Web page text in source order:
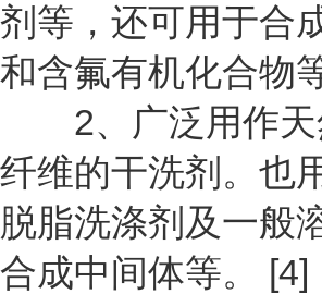
剂等，还可用于合
和含氟有机化合物
2、广泛用作天
纤维的干洗剂。也
脱脂洗涤剂及一般
合成中间体等。 [4]